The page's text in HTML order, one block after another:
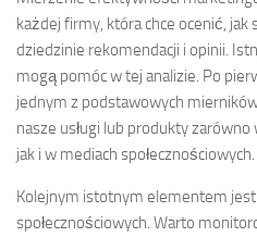
każdej firmy, która chce ocenić, jak
dziedzinie rekomendacji i opinii.
mogą pomóc w tej analizie. Po
jednym z podstawowych
nasze usługi lub produkty
jak i w mediach społecznościowych.
Kolejnym istotnym elementem jest
społecznościowych. Warto